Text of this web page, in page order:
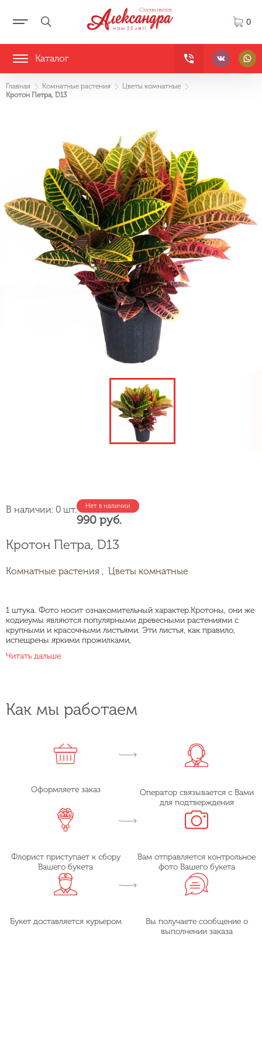
0
Каталог
Главная Комнатные растения
Цветы комнатные
Кротон Петра, D13
Кротон Петра, D13
Комнатные растения , Цветы комнатные
1 штука. Фото носит ознакомительный характер.Кротоны, они же
кодиеумы являются популярными древесными растениями с
крупными и красочными листьями. Эти листья, как правило,
испещрены яркими прожилками,
Читать дальше
В наличии: 0 шт.
990 руб.
Нет в наличии
Как мы работаем
Оформляете заказ
Оператор связывается с Вами
для подтверждения
Флорист приступает к сбору
Вашего букета
Вам отправляется контрольное
фото Вашего букета
Букет доставляется курьером
Вы получаете сообщение о
выполнении заказа